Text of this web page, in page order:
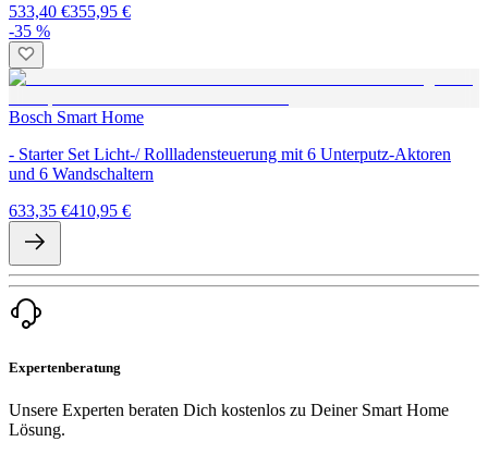
533,40 €355,95 €
-35 %
Bosch Smart Home
- Starter Set Licht-/ Rollladensteuerung mit 6 Unterputz-Aktoren
und 6 Wandschaltern
633,35 €410,95 €
Expertenberatung
Unsere Experten beraten Dich kostenlos zu Deiner Smart Home
Lösung.